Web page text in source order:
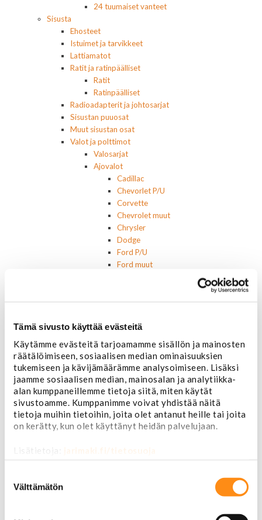
Tämä sivusto käyttää evästeitä
Käytämme evästeitä tarjoamamme sisällön ja mainosten
räätälöimiseen, sosiaalisen median ominaisuuksien
tukemiseen ja kävijämäärämme analysoimiseen. Lisäksi
jaamme sosiaalisen median, mainosalan ja analytiikka-
alan kumppaneillemme tietoja siitä, miten käytät
sivustoamme. Kumppanimme voivat yhdistää näitä
tietoja muihin tietoihin, joita olet antanut heille tai joita
on kerätty, kun olet käyttänyt heidän palvelujaan.
Lisätietoja: jarimaki.fi/tietosuoja
valinta
Välttämätön
24 tuumaiset vanteet
Sisusta
Ehosteet
Istuimet ja tarvikkeet
Lattiamatot
Ratit ja ratinpäälliset
Ratit
Ratinpäälliset
Radioadapterit ja johtosarjat
Sisustan puuosat
Muut sisustan osat
Valot ja polttimot
Valosarjat
Ajovalot
Cadillac
Chevorlet P/U
Corvette
Chevrolet muut
Chrysler
Dodge
Ford P/U
Ford muut
Jeep
Cadillac
Corvette
Chrysler
Ford P/U
Ford muut
Hummer
Jeep
Muut
Parkit / Vilkut